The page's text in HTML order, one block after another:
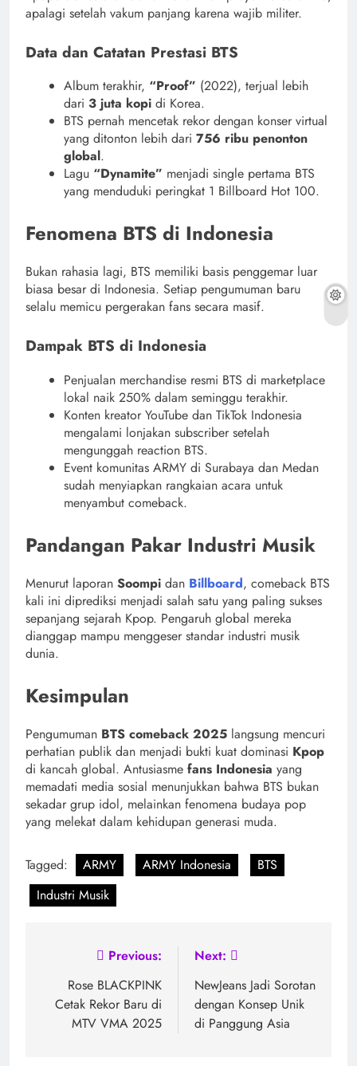
apalagi setelah vakum panjang karena wajib militer.
Data dan Catatan Prestasi BTS
Album terakhir, “Proof” (2022), terjual lebih
dari 3 juta kopi di Korea.
BTS pernah mencetak rekor dengan konser virtual
yang ditonton lebih dari 756 ribu penonton
global.
Lagu “Dynamite” menjadi single pertama BTS
yang menduduki peringkat 1 Billboard Hot 100.
Fenomena BTS di Indonesia
Bukan rahasia lagi, BTS memiliki basis penggemar luar
biasa besar di Indonesia. Setiap pengumuman baru
selalu memicu pergerakan fans secara masif.
Dampak BTS di Indonesia
Penjualan merchandise resmi BTS di marketplace
lokal naik 250% dalam seminggu terakhir.
Konten kreator YouTube dan TikTok Indonesia
mengalami lonjakan subscriber setelah
mengunggah reaction BTS.
Event komunitas ARMY di Surabaya dan Medan
sudah menyiapkan rangkaian acara untuk
menyambut comeback.
Pandangan Pakar Industri Musik
Menurut laporan Soompi dan Billboard, comeback BTS
kali ini diprediksi menjadi salah satu yang paling sukses
sepanjang sejarah Kpop. Pengaruh global mereka
dianggap mampu menggeser standar industri musik
dunia.
Kesimpulan
Pengumuman BTS comeback 2025 langsung mencuri
perhatian publik dan menjadi bukti kuat dominasi Kpop
di kancah global. Antusiasme fans Indonesia yang
memadati media sosial menunjukkan bahwa BTS bukan
sekadar grup idol, melainkan fenomena budaya pop
yang melekat dalam kehidupan generasi muda.
Tagged: ARMY ARMY Indonesia
BTS
Industri Musik
navigation
Previous:
Rose BLACKPINK
Cetak Rekor Baru di
MTV VMA 2025
Next:
NewJeans Jadi Sorotan
dengan Konsep Unik
di Panggung Asia